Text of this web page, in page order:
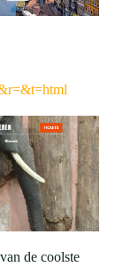
de coolste